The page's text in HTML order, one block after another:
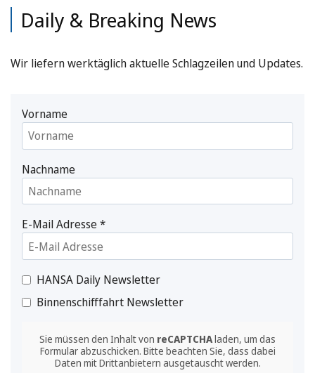
Daily & Breaking News
Wir liefern werktäglich aktuelle Schlagzeilen und Updates.
Vorname
Nachname
E-Mail Adresse*
HANSA Daily Newsletter
Binnenschifffahrt Newsletter
Sie müssen den Inhalt von reCAPTCHAladen, um das
Formular abzuschicken. Bitte beachten Sie, dass dabei
Daten mit Drittanbietern ausgetauscht werden.